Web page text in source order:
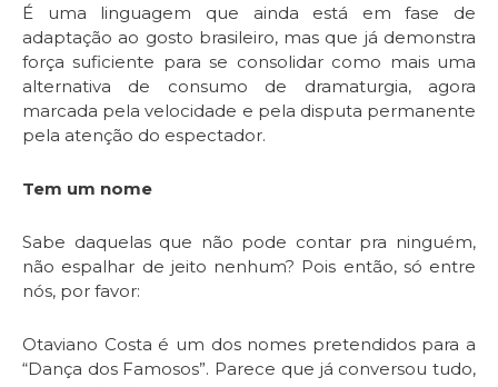
É uma linguagem que ainda está em fase de
adaptação ao gosto brasileiro, mas que já demonstra
força suficiente para se consolidar como mais uma
alternativa de consumo de dramaturgia, agora
marcada pela velocidade e pela disputa permanente
pela atenção do espectador.
Tem um nome
Sabe daquelas que não pode contar pra ninguém,
não espalhar de jeito nenhum? Pois então, só entre
nós, por favor:
Otaviano Costa é um dos nomes pretendidos para a
“Dança dos Famosos”. Parece que já conversou tudo,